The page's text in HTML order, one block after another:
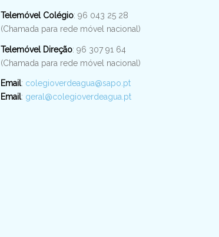
Telemóvel Colégio: 96 043 25 28
(Chamada para rede móvel nacional)
Telemóvel Direção: 96 307 91 64
(Chamada para rede móvel nacional)
Email: colegioverdeagua@sapo.pt
Email: geral@colegioverdeagua.pt